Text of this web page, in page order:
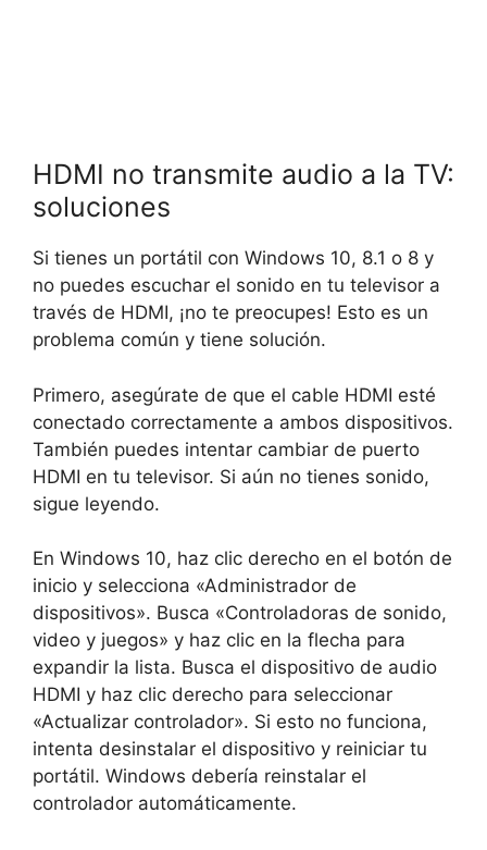
HDMI no transmite audio a la TV:
soluciones
Si tienes un portátil con Windows 10, 8.1 o 8 y
no puedes escuchar el sonido en tu televisor a
través de HDMI, ¡no te preocupes! Esto es un
problema común y tiene solución.
Primero, asegúrate de que el cable HDMI esté
conectado correctamente a ambos dispositivos.
También puedes intentar cambiar de puerto
HDMI en tu televisor. Si aún no tienes sonido,
sigue leyendo.
En Windows 10, haz clic derecho en el botón de
inicio y selecciona «Administrador de
dispositivos». Busca «Controladoras de sonido,
video y juegos» y haz clic en la flecha para
expandir la lista. Busca el dispositivo de audio
HDMI y haz clic derecho para seleccionar
«Actualizar controlador». Si esto no funciona,
intenta desinstalar el dispositivo y reiniciar tu
portátil. Windows debería reinstalar el
controlador automáticamente.